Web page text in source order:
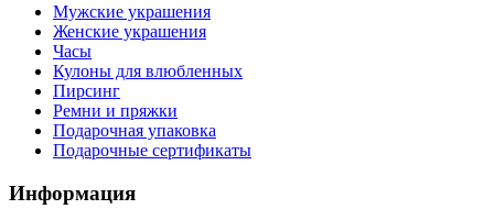
Мужские украшения
Женские украшения
Часы
Кулоны для влюбленных
Пирсинг
Ремни и пряжки
Подарочная упаковка
Подарочные сертификаты
Информация